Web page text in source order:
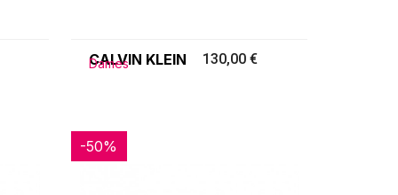
CALVIN KLEIN
Dames 130,00 €
-50%
-50%